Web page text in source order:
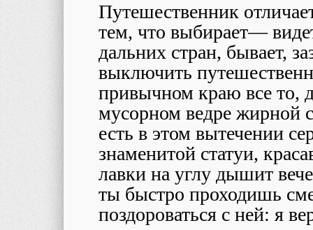
Путешественник
тем, что выбирает—
дальних стран, бывает,
выключить
привычном краю все то,
мусорном ведре жирной
есть в этом вытечении
знаменитой статуи,
лавки на углу дышит
ты быстро проходишь
поздороваться с ней: я